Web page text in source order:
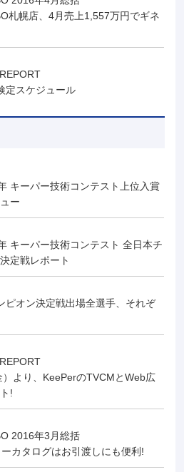
札幌店、4月売上1,557万円でギネ
定スケジュール
キーパー技術コンテスト上位入賞
ー
キーパー技術コンテスト 全日本チ
定戦レポート
ピオン決定戦出場全選手、それぞ
より、KeePerのTVCMとWeb広
!
2016年3月総括
カタログはお引渡しにも便利!